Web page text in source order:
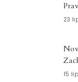
23
15